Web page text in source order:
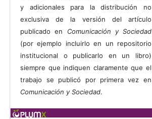
y adicionales para la distribución no
exclusiva de la versión del artículo
publicado en Comunicación y Sociedad
(por ejemplo incluirlo en un repositorio
institucional o publicarlo en un libro)
siempre que indiquen claramente que el
trabajo se publicó por primera vez en
Comunicación y Sociedad.